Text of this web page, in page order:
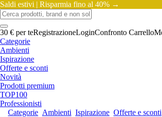
Saldi estivi | Risparmia fino al 40% →
30 € per teRegistrazioneLoginConfronto Carrello
Categorie
Ambienti
Ispirazione
Offerte e sconti
Novità
Prodotti premium
TOP100
Professionisti
Categorie Ambienti Ispirazione Offerte e sconti